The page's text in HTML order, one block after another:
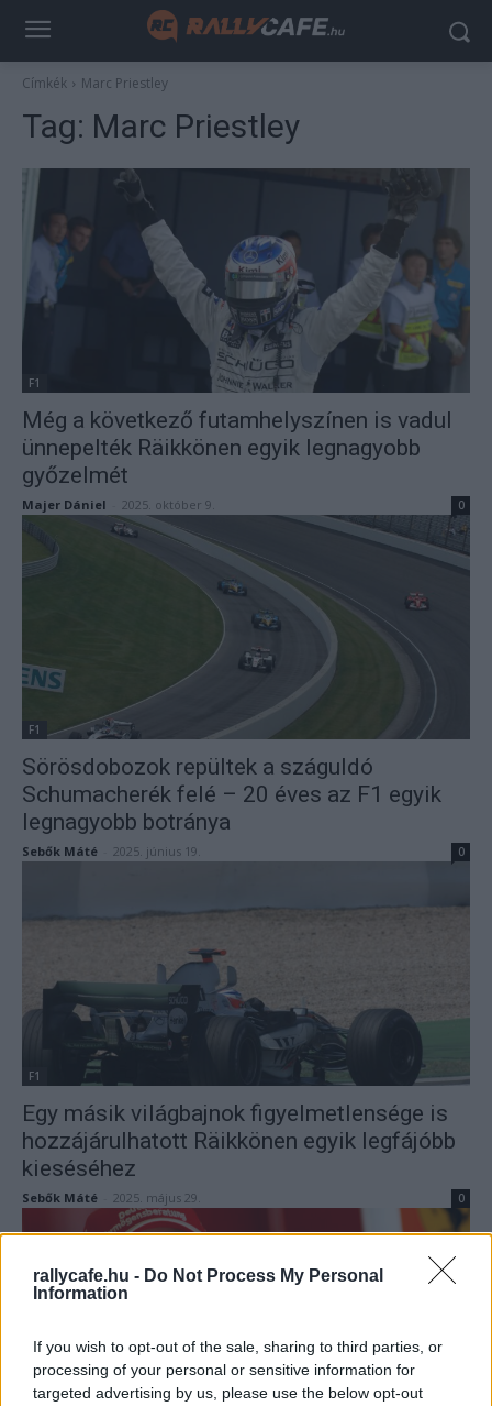
rallycafe.hu - Do Not Process My Personal
Information
If you wish to opt-out of the sale, sharing to third parties, or
processing of your personal or sensitive information for
targeted advertising by us, please use the below opt-out
Címkék Marc Priestley
Tag: Marc Priestley
F1
Még a következő futamhelyszínen is vadul
ünnepelték Räikkönen egyik legnagyobb
győzelmét
Majer Dániel 2025. október 9. 0
F1
Sörösdobozok repültek a száguldó
Schumacherék felé – 20 éves az F1 egyik
legnagyobb botránya
Sebők Máté 2025. június 19. 0
F1
Egy másik világbajnok figyelmetlensége is
hozzájárulhatott Räikkönen egyik legfájóbb
kieséséhez
Sebők Máté 2025. május 29. 0